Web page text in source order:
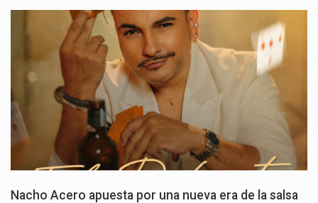
Nacho Acero apuesta por una nueva era de la salsa